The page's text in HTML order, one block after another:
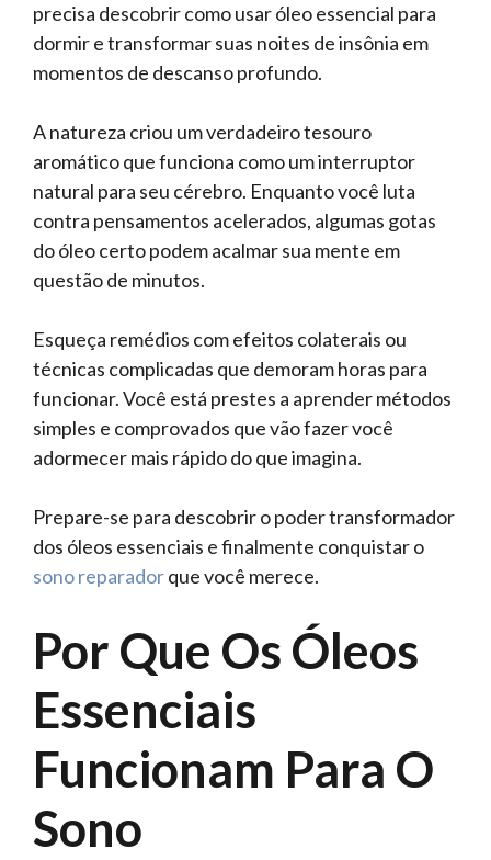
precisa descobrir como usar óleo essencial para
dormir e transformar suas noites de insônia em
momentos de descanso profundo.
A natureza criou um verdadeiro tesouro
aromático que funciona como um interruptor
natural para seu cérebro. Enquanto você luta
contra pensamentos acelerados, algumas gotas
do óleo certo podem acalmar sua mente em
questão de minutos.
Esqueça remédios com efeitos colaterais ou
técnicas complicadas que demoram horas para
funcionar. Você está prestes a aprender métodos
simples e comprovados que vão fazer você
adormecer mais rápido do que imagina.
Prepare-se para descobrir o poder transformador
dos óleos essenciais e finalmente conquistar o
sono reparadorque você merece.
Por Que Os Óleos
Essenciais
Funcionam Para O
Sono